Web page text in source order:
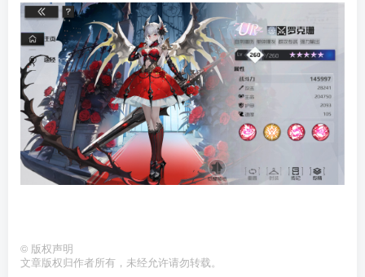
© 版权声明
文章版权归作者所有，未经允许请勿转载。